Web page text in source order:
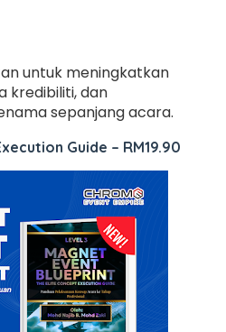
untuk meningkatkan
kredibiliti, dan
sepanjang acara.
Guide – RM19.90